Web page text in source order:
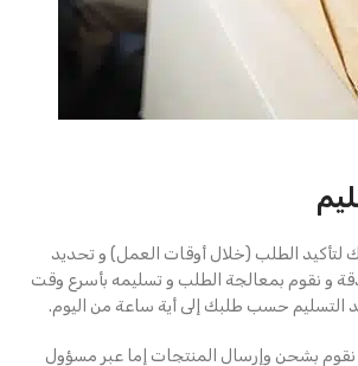
لتأكيد الطلب (خلال أوقات العمل) و تحديد
و نقوم بمعالجة الطلب و تسليمه بأسرع وقت
التسليم حسب طلبك إلى أية ساعة من اليوم.
نقوم بشحن وإرسال المنتجات إما عبر مسؤول